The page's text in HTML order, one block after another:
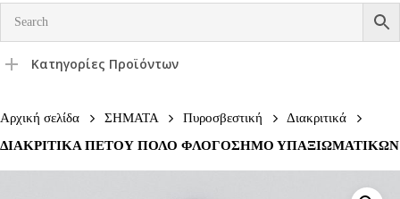
Κατηγορίες Προϊόντων
Αρχική σελίδα ΣΗΜΑΤΑ Πυροσβεστική
Διακριτικά
ΔΙΑΚΡΙΤΙΚΑ ΠΕΤΟΥ ΠΟΛΟ ΦΛΟΓΟΣΗΜΟ ΥΠΑΞΙΩΜΑΤΙΚΩΝ